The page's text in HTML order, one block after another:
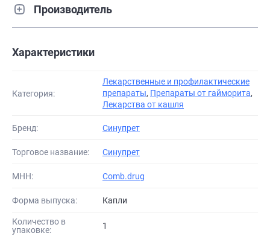
Производитель
Характеристики
Категория:
Лекарственные и профилактические
препараты, Препараты от гайморита,
Лекарства от кашля
Бренд: Синупрет
Торговое название: Синупрет
МНН: Comb.drug
Форма выпуска: Капли
Количество в
упаковке:
1